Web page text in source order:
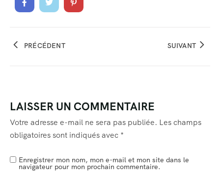
PRÉCÉDENT SUIVANT
LAISSER UN COMMENTAIRE
Votre adresse e-mail ne sera pas publiée. Les champs
obligatoires sont indiqués avec *
Enregistrer mon nom, mon e-mail et mon site dans le
navigateur pour mon prochain commentaire.